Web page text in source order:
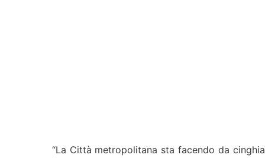
“La Città metropolitana sta facendo da